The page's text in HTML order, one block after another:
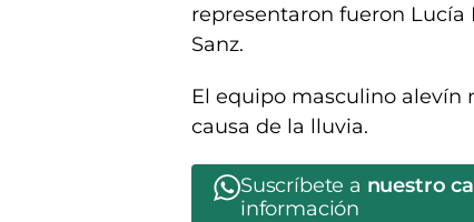
representaron fueron Lucía
Sanz.
El equipo masculino alevín
causa de la lluvia.
Suscríbete a nuestro
información